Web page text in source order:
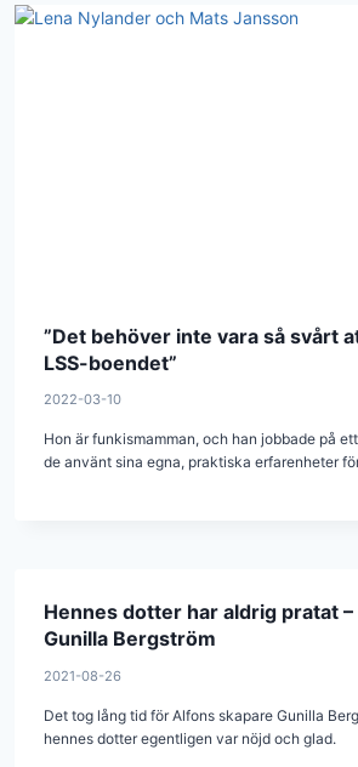
”Det behöver inte vara så svårt
LSS-boendet”
2022-03-10
Hon är funkismamman, och han jobbade på
de använt sina egna, praktiska erfarenheter
Hennes dotter har aldrig pratat
Gunilla Bergström
2021-08-26
Det tog lång tid för Alfons skapare Gunilla
hennes dotter egentligen var nöjd och glad.